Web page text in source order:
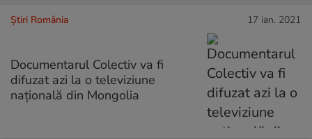
Știri România 17 ian. 2021
Documentarul Colectiv va fi
difuzat azi la o televiziune
națională din Mongolia